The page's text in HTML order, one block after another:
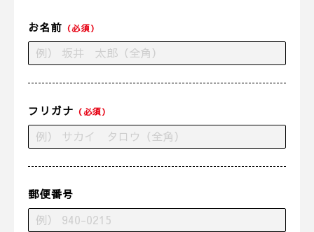
お名前 （必須）
フリガナ （必須）
郵便番号